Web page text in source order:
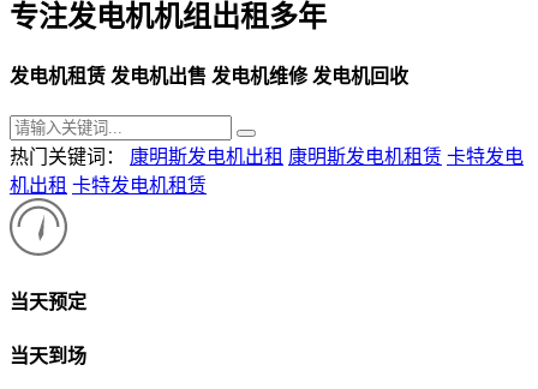
专注发电机机组出租多年
发电机租赁 发电机出售 发电机维修 发电机回收
热门关键词： 康明斯发电机出租 康明斯发电机租赁 卡特发电
机出租 卡特发电机租赁
当天预定
当天到场